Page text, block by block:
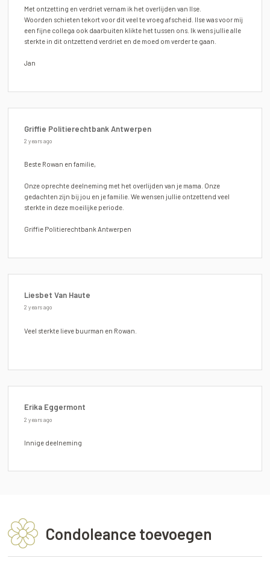
Met ontzetting en verdriet vernam ik het overlijden van Ilse.
Woorden schieten tekort voor dit veel te vroeg afscheid. Ilse was voor mij
een fijne collega ook daarbuiten klikte het tussen ons. Ik wens jullie alle
sterkte in dit ontzettend verdriet en de moed om verder te gaan.
Jan
Griffie Politierechtbank Antwerpen
2 years ago
Beste Rowan en familie,
Onze oprechte deelneming met het overlijden van je mama. Onze
gedachten zijn bij jou en je familie. We wensen jullie ontzettend veel
sterkte in deze moeilijke periode.
Griffie Politierechtbank Antwerpen
Liesbet Van Haute
2 years ago
Veel sterkte lieve buurman en Rowan.
Erika Eggermont
2 years ago
Innige deelneming
Condoleance toevoegen